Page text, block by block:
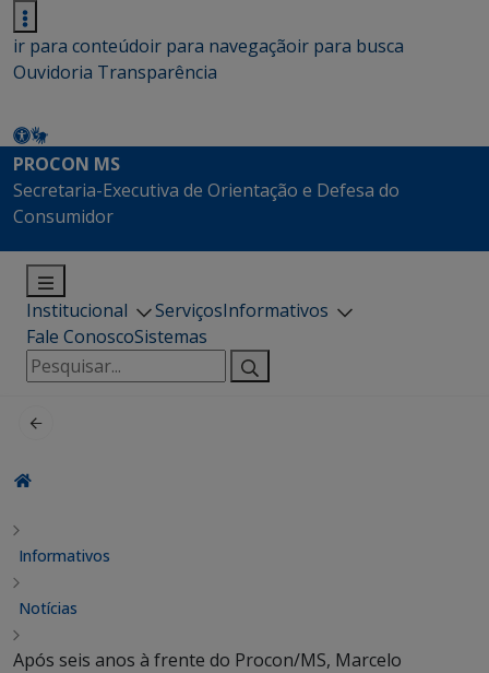
ir para conteúdoir para navegaçãoir para busca
Ouvidoria Transparência
PROCON MS
Secretaria-Executiva de Orientação e Defesa do
Consumidor
Institucional ServiçosInformativos
Fale ConoscoSistemas
Pesquisar
por:
Informativos
Notícias
Após seis anos à frente do Procon/MS, Marcelo